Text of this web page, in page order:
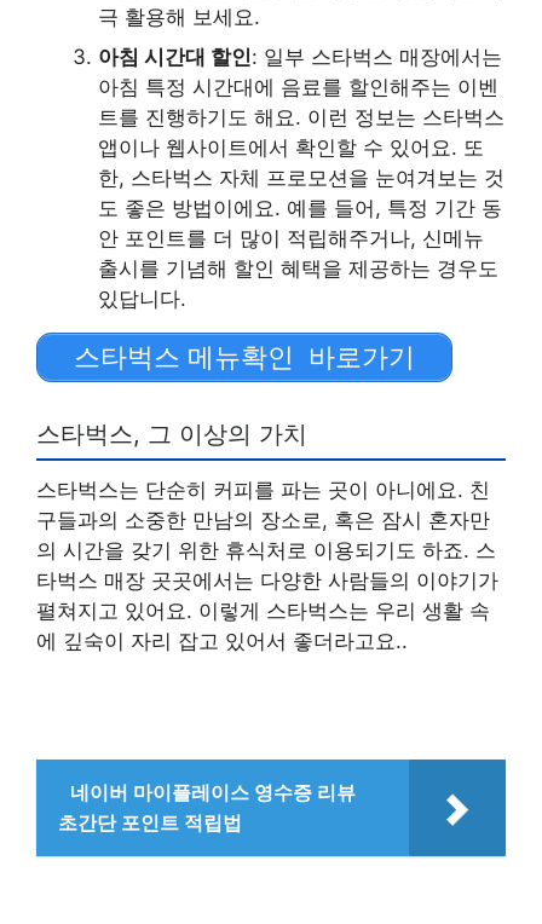
극 활용해 보세요.
아침 시간대 할인: 일부 스타벅스 매장에서는
아침 특정 시간대에 음료를 할인해주는 이벤
트를 진행하기도 해요. 이런 정보는 스타벅스
앱이나 웹사이트에서 확인할 수 있어요. 또
한, 스타벅스 자체 프로모션을 눈여겨보는 것
도 좋은 방법이에요. 예를 들어, 특정 기간 동
안 포인트를 더 많이 적립해주거나, 신메뉴
출시를 기념해 할인 혜택을 제공하는 경우도
있답니다.
스타벅스 메뉴확인 바로가기
스타벅스, 그 이상의 가치
스타벅스는 단순히 커피를 파는 곳이 아니에요. 친
구들과의 소중한 만남의 장소로, 혹은 잠시 혼자만
의 시간을 갖기 위한 휴식처로 이용되기도 하죠. 스
타벅스 매장 곳곳에서는 다양한 사람들의 이야기가
펼쳐지고 있어요. 이렇게 스타벅스는 우리 생활 속
에 깊숙이 자리 잡고 있어서 좋더라고요..
네이버 마이플레이스 영수증 리뷰
초간단 포인트 적립법